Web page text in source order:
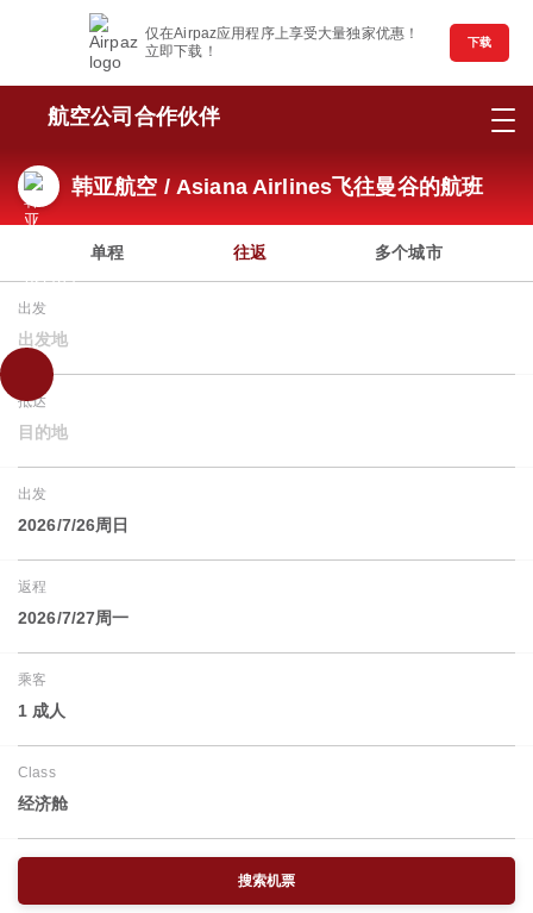
仅在Airpaz应用程序上享受大量独家优惠！
立即下载！
下载
航空公司合作伙伴
韩亚航空 / Asiana Airlines飞往曼谷的航班
单程 往返 多个城市
出发
出发地
抵达
目的地
出发
2026/7/26周日
返程
2026/7/27周一
乘客
1 成人
Class
经济舱
搜索机票